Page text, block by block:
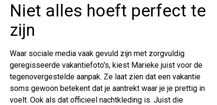
Niet alles hoeft perfect te
zijn
Waar sociale media vaak gevuld zijn met zorgvuldig
geregisseerde vakantiefoto's, kiest Marieke juist voor de
tegenovergestelde aanpak. Ze laat zien dat een vakantie
soms gewoon betekent dat je aantrekt waar je je prettig in
voelt. Ook als dat officieel nachtkleding is. Juist die